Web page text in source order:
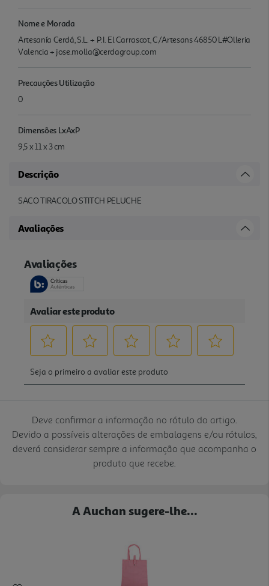
Nome e Morada
Artesanía Cerdá, S.L. + P.I. El Carrascot, C/Artesans 46850 L#Olleria
Valencia + jose.molla@cerdagroup.com
Precauções Utilização
0
Dimensões LxAxP
9,5 x 11 x 3 cm
Descrição
SACO TIRACOLO STITCH PELUCHE
Avaliações
Deve confirmar a informação no rótulo do artigo.
Devido a possíveis alterações de embalagens e/ou rótulos,
deverá considerar sempre a informação que acompanha o
produto que recebe.
A Auchan sugere-lhe...